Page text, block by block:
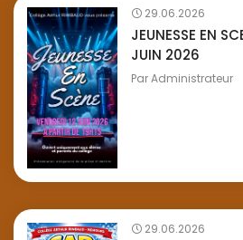
29.06.2026
JEUNESSE EN
JUIN 2026
ParAdministrateur
29.06.2026